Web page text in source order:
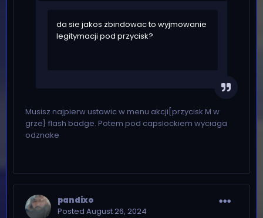
da sie jakos zbindowac to wyjmowanie
legitymacji pod przycisk?
Musisz najpierw ustawic w menu akcji[przycisk M w
grze} flash badge. Potem pod capslockiem wyciaga
odznake
pandixo
Posted August 26, 2024